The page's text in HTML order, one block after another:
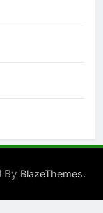
By BlazeThemes.